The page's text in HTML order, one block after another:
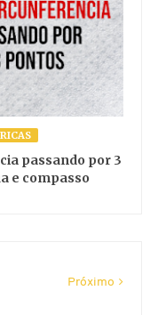
passando por 3
e compasso
Próximo